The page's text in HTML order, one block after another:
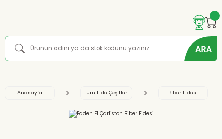
Anasayfa Tüm Fide Çeşitleri Biber Fidesi